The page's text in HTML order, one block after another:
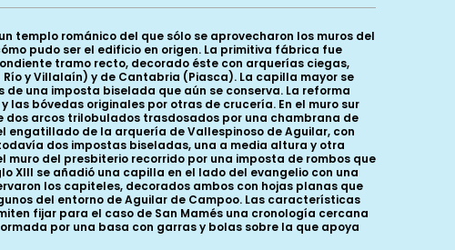
templo románico del que sólo se aprovecharon los muros del
pudo ser el edificio en origen. La primitiva fábrica fue
tramo recto, decorado éste con arquerías ciegas,
y Villalaín) y de Cantabria (Piasca). La capilla mayor se
una imposta biselada que aún se conserva. La reforma
bóvedas originales por otras de crucería. En el muro sur
dos arcos trilobulados trasdosados por una chambrana de
engatillado de la arquería de Vallespinoso de Aguilar, con
dos impostas biseladas, una a media altura y otra
del presbiterio recorrido por una imposta de rombos que
XIII se añadió una capilla en el lado del evangelio con una
los capiteles, decorados ambos con hojas planas que
del entorno de Aguilar de Campoo. Las características
fijar para el caso de San Mamés una cronología cercana
por una basa con garras y bolas sobre la que apoya